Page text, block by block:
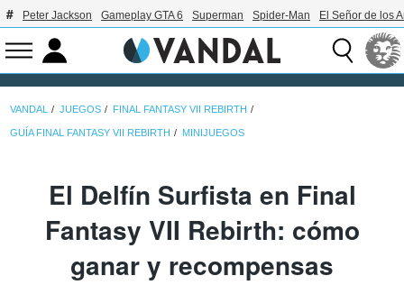
Peter Jackson Gameplay GTA 6 Superman Spider-Man El Señor de los
VANDAL JUEGOS FINAL FANTASY VII REBIRTH
GUÍA FINAL FANTASY VII REBIRTH MINIJUEGOS
El Delfín Surfista en Final
Fantasy VII Rebirth: cómo
ganar y recompensas